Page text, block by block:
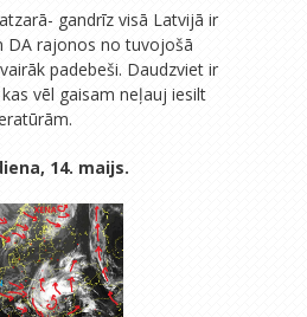
gandrīz visā Latvijā ir
DA rajonos no tuvojošā
padebeši. Daudzviet ir
vēl gaisam neļauj iesilt
14. maijs.